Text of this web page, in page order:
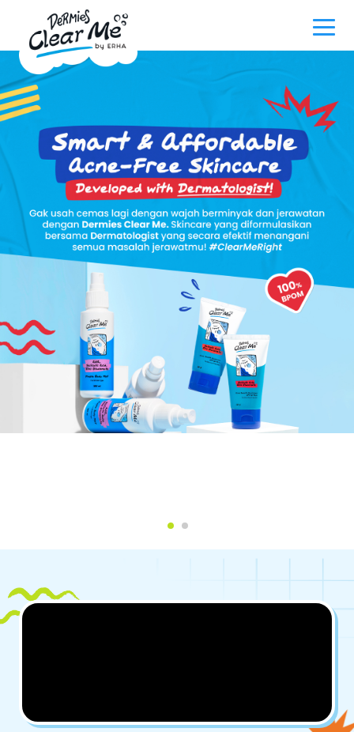
Main navigation
Produk
Promo
Acne 101
Our Story
Kami menemukan 30 hasil untuk kata
"Serum”